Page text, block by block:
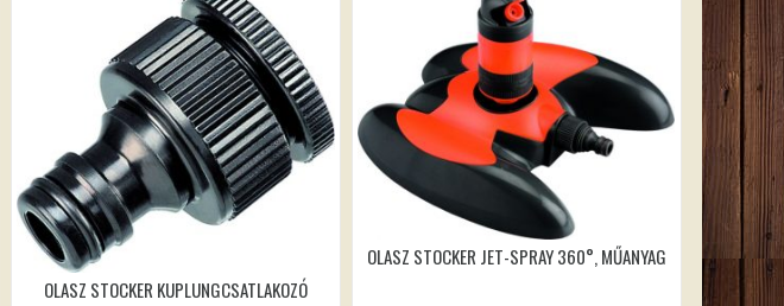
OLASZ STOCKER KUPLUNGCSATLAKOZÓ
OLASZ STOCKER JET-SPRAY 360°, MŰANYAG